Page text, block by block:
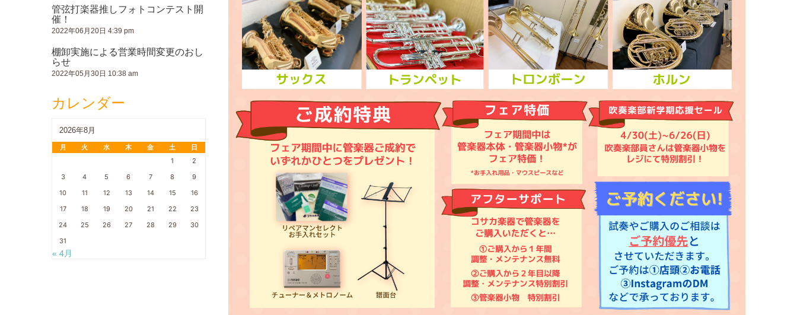
管弦打楽器推しフォトコンテスト開
催！
2022年06月20日 4:39 pm
棚卸実施による営業時間変更のおし
らせ
2022年05月30日 10:38 am
カレンダー
2026年8月
月 火 水 木 金 土
日
1
2
3
4 5 6 7 8
9
10
11 12 13 14 15
16
17
18 19 20 21 22
23
24
25 26 27 28 29
30
31
« 4月